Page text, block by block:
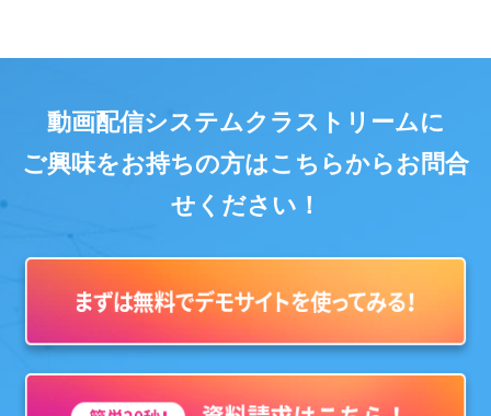
動画配信システムクラストリームに
ご興味をお持ちの方はこちらからお問合
せください！